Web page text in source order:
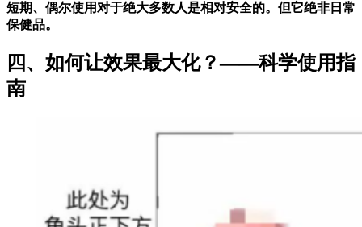
短期、偶尔使用对于绝大多数人是相对安全的。但它绝非日常
保健品。
四、如何让效果最大化？——科学使用指
南